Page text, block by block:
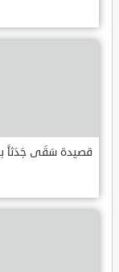
قصيدة سَقَى جَدَثاً